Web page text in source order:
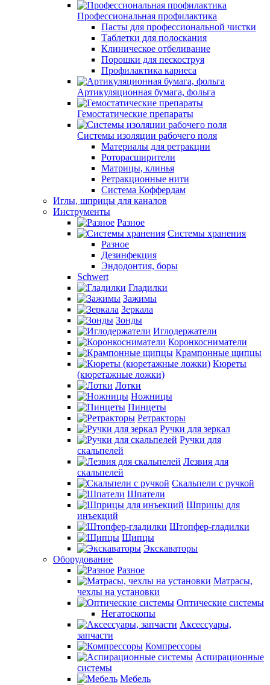
Профессиональная профилактика
Пасты для профессиональной чистки
Таблетки для полоскания
Клиническое отбеливание
Порошки для пескоструя
Профилактика кариеса
Артикуляционная бумага, фольга
Гемостатические препараты
Системы изоляции рабочего поля
Материалы для ретракции
Роторасширители
Матрицы, клинья
Ретракционные нити
Система Коффердам
Иглы, шприцы для каналов
Инструменты
Разное
Системы хранения
Разное
Дезинфекция
Эндодонтия, боры
Schwert
Гладилки
Зажимы
Зеркала
Зонды
Иглодержатели
Коронкосниматели
Крампонные щипцы
Кюреты
(кюретажные ложки)
Лотки
Ножницы
Пинцеты
Ретракторы
Ручки для зеркал
Ручки для
скальпелей
Лезвия для
скальпелей
Скальпели с ручкой
Шпатели
Шприцы для
инъекций
Штопфер-гладилки
Щипцы
Экскаваторы
Оборудование
Разное
Матрасы,
чехлы на установки
Оптические системы
Негатоскопы
Аксессуары,
запчасти
Компрессоры
Аспирационные
системы
Мебель